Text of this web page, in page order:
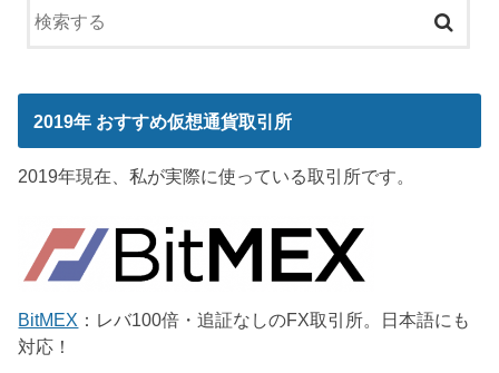
2019年 おすすめ仮想通貨取引所
2019年現在、私が実際に使っている取引所です。
BitMEX ：レバ100倍・追証なしのFX取引所。日本語にも
対応！